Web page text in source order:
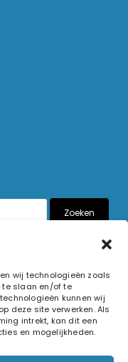
wij technologieën zoals
te slaan en/of te
kunnen wij
deze site verwerken. Als
intrekt, kan dit een
en mogelijkheden.
Zoeken
voorbehouden.